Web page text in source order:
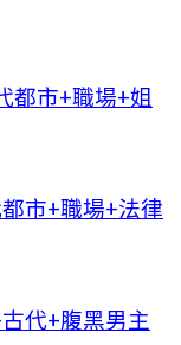
都市+職場+姐
市+職場+法律
代+腹黑男主